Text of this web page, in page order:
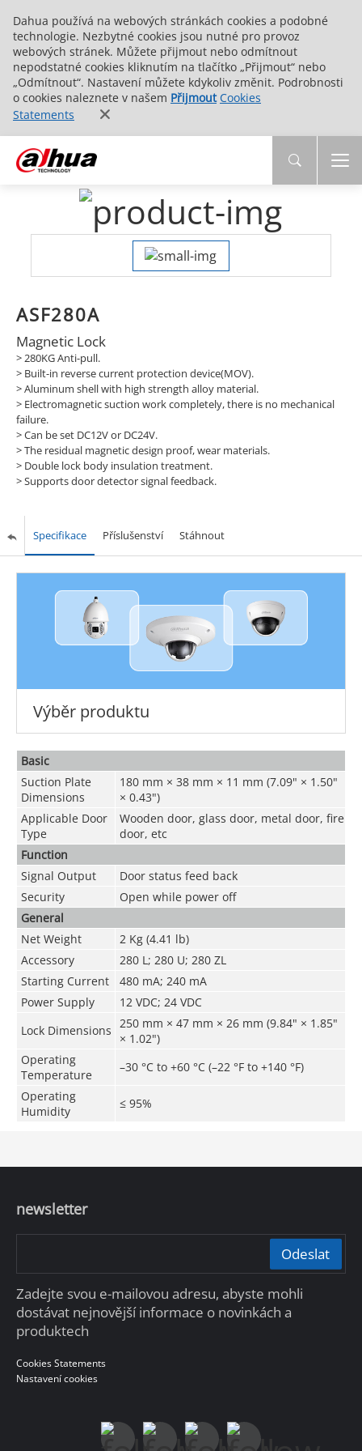
Dahua používá na webových stránkách cookies a podobné
technologie. Nezbytné cookies jsou nutné pro provoz
webových stránek. Můžete přijmout nebo odmítnout
nepodstatné cookies kliknutím na tlačítko „Přijmout“ nebo
„Odmítnout“. Nastavení můžete kdykoliv změnit. Podrobnosti
o cookies naleznete v našem Přijmout Cookies
Statements
ASF280A
Magnetic Lock
>280KG Anti-pull.
> Built-in reverse current protection device(MOV).
>Aluminum shell with high strength alloy material.
> Electromagnetic suction work completely, there is no mechanical
failure.
>Can be set DC12V or DC24V.
>The residual magnetic design proof, wear materials.
> Double lock body insulation treatment.
>Supports door detector signal feedback.
Specifikace Příslušenství Stáhnout
Výběr produktu
Basic
Suction Plate
Dimensions
180 mm × 38 mm × 11 mm (7.09" × 1.50"
× 0.43")
Applicable Door
Type
Wooden door, glass door, metal door, fire
door, etc
Function
Signal Output
Door status feed back
Security
Open while power off
General
Net Weight
2 Kg (4.41 lb)
Accessory
280 L; 280 U; 280 ZL
Starting Current
480 mA; 240 mA
Power Supply
12 VDC; 24 VDC
Lock Dimensions
250 mm × 47 mm × 26 mm (9.84" × 1.85"
× 1.02")
Operating
Temperature
–30 °C to +60 °C (–22 °F to +140 °F)
Operating
Humidity
≤ 95%
newsletter
Odeslat
Zadejte svou e-mailovou adresu, abyste mohli
dostávat nejnovější informace o novinkách a
produktech
Cookies Statements
Nastavení cookies